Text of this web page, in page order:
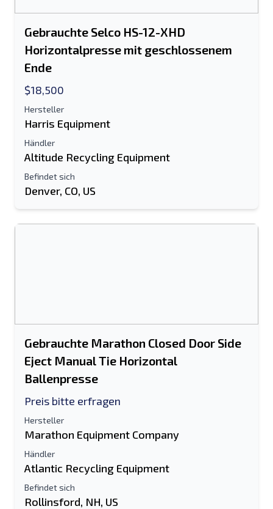
Gebrauchte Selco HS-12-XHD
Horizontalpresse mit geschlossenem
Ende
$18,500
Hersteller
Harris Equipment
Händler
Altitude Recycling Equipment
Befindet sich
Denver, CO, US
Gebrauchte Marathon Closed Door Side
Eject Manual Tie Horizontal
Ballenpresse
Preis bitte erfragen
Hersteller
Marathon Equipment Company
Händler
Atlantic Recycling Equipment
Befindet sich
Rollinsford, NH, US